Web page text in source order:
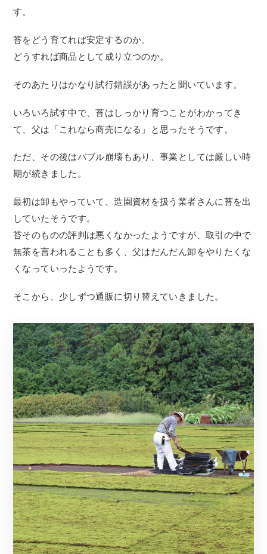
す。
苔をどう育てれば安定するのか。
どうすれば商品として成り立つのか。
そのあたりはかなり試行錯誤があったと聞いています。
いろいろ試す中で、苔はしっかり育つことがわかってき
て、父は「これなら商売になる」と思ったそうです。
ただ、その後はバブル崩壊もあり、事業としては厳しい時
期が続きました。
最初は卸もやっていて、造園資材を扱う業者さんに苔を出
していたそうです。
苔そのものの評判は悪くなかったようですが、取引の中で
無茶を言われることも多く、父はだんだん卸をやりたくな
くなっていったようです。
そこから、少しずつ通販に切り替えていきました。